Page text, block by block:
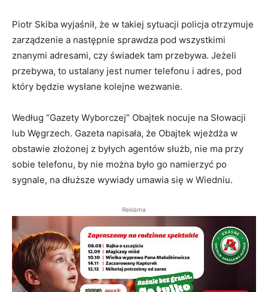
Piotr Skiba wyjaśnił, że w takiej sytuacji policja otrzymuje
zarządzenie a następnie sprawdza pod wszystkimi
znanymi adresami, czy świadek tam przebywa. Jeżeli
przebywa, to ustalany jest numer telefonu i adres, pod
który będzie wysłane kolejne wezwanie.
Według “Gazety Wyborczej” Obajtek nocuje na Słowacji
lub Węgrzech. Gazeta napisała, że Obajtek wjeżdża w
obstawie złożonej z byłych agentów służb, nie ma przy
sobie telefonu, by nie można było go namierzyć po
sygnale, na dłuższe wywiady umawia się w Wiedniu.
Reklama